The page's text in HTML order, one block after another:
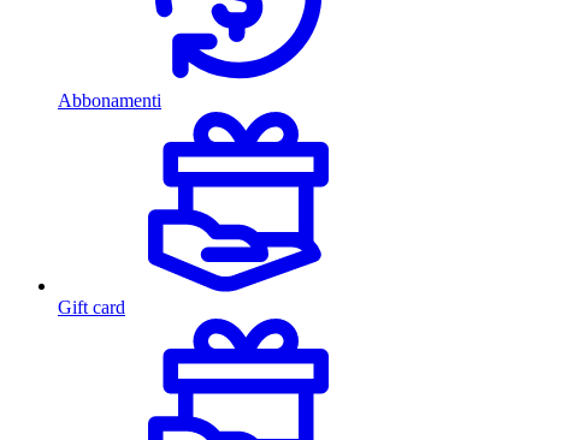
Abbonamenti
Gift card